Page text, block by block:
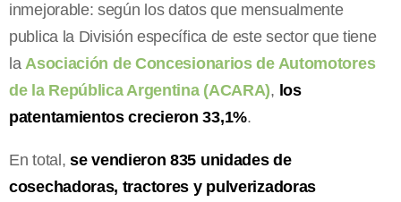
inmejorable: según los datos que mensualmente
publica la División específica de este sector que tiene
laAsociación de Concesionarios de Automotores
de la República Argentina (ACARA), los
patentamientos crecieron 33,1%.
En total, se vendieron 835 unidades de
cosechadoras, tractores y pulverizadoras